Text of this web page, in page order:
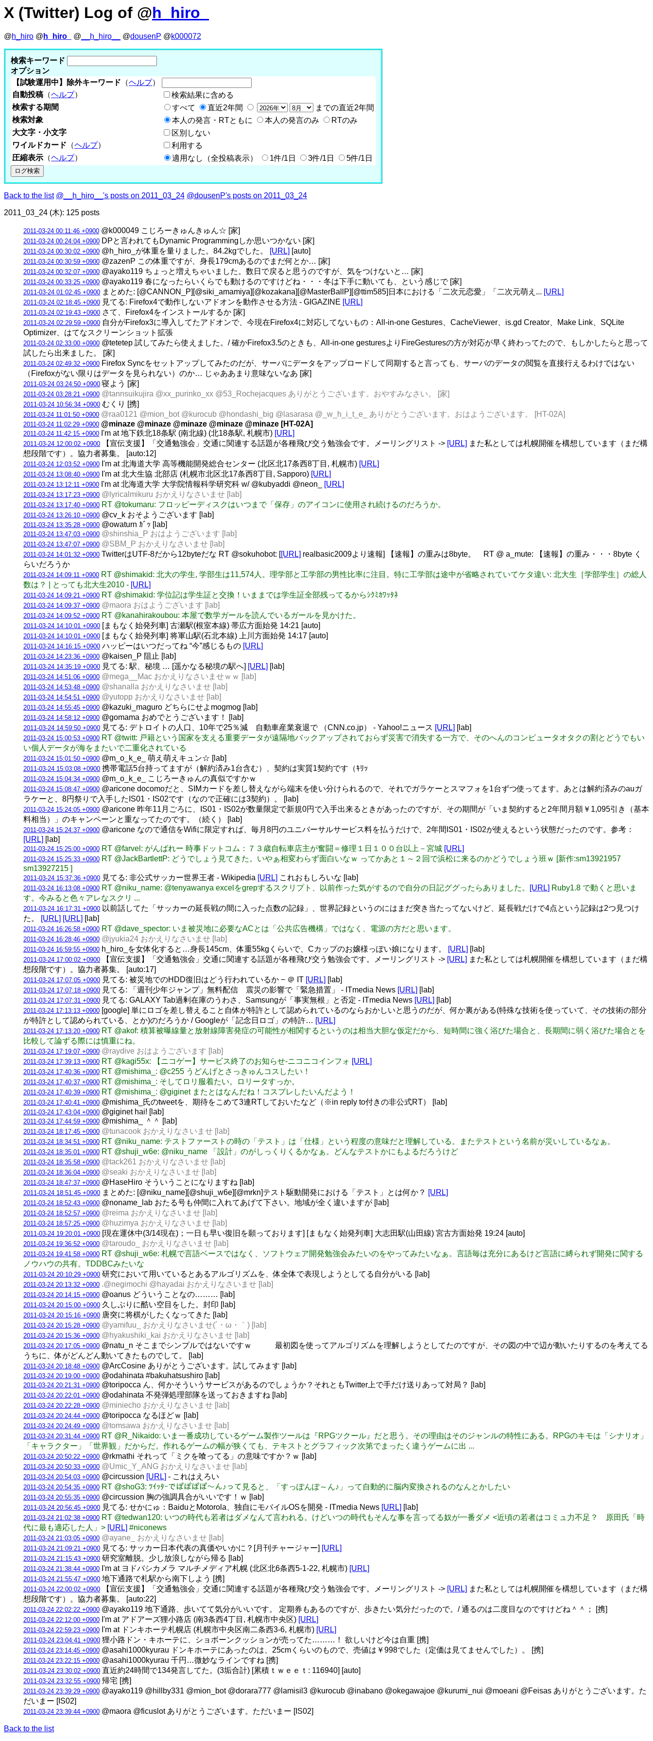
X (Twitter) Log of @h_hiro_
@h_hiro @ h_hiro_ @ __h_hiro__ @dousenP @k000072
検索キーワード
オプション
【試験運用中】除外キーワード （ヘルプ）
自動投稿 （ヘルプ）
検索結果に含める
検索する期間
すべて 直近2年間
までの直近2年間
検索対象
本人の発言・RTともに 本人の発言のみ
RTのみ
大文字・小文字
区別しない
ワイルドカード （ヘルプ）
利用する
圧縮表示 （ヘルプ） 適用なし（全投稿表示） 1件/1日 3件/1日 5件/1日
Back to the list @__h_hiro__'s posts on 2011_03_24 @dousenP's posts on 2011_03_24
2011_03_24 (木): 125 posts
2011-03-24 00:11:46 +0900 @k000049 こじろーきゅんきゅん☆ [家]
2011-03-24 00:24:04 +0900 DPと言われてもDynamic Programmingしか思いつかない [家]
2011-03-24 00:30:02 +0900 @h_hiro_が体重を量りました。84.2kgでした。 [URL] [auto]
2011-03-24 00:30:59 +0900 @zazenP この体重ですが、身長179cmあるのでまだ何とか… [家]
2011-03-24 00:32:07 +0900 @ayako119 ちょっと増えちゃいました。数日で戻ると思うのですが、気をつけないと… [家]
2011-03-24 00:33:25 +0900 @ayako119 春になったらいくらでも動けるのですけどね・・・冬は下手に動いても、という感じで [家]
2011-03-24 01:02:45 +0900 まとめた: [@CANNON_P][@siki_amamiya][@kozakana][@MasterBallP][@ttim585]日本における「二次元恋愛」「二次元萌え... [URL]
2011-03-24 02:18:45 +0900 見てる: Firefox4で動作しないアドオンを動作させる方法 - GIGAZINE [URL]
2011-03-24 02:19:43 +0900 さて、Firefox4をインストールするか [家]
2011-03-24 02:29:59 +0900 自分がFirefox3に導入してたアドオンで、今現在Firefox4に対応してないもの：All-in-one Gestures、CacheViewer、is.gd Creator、Make Link、SQLite
Optimizer、はてなスクリーンショット拡張
2011-03-24 02:33:00 +0900 @tetetep 試してみたら使えました。/ 確かFirefox3.5のときも、All-in-one gesturesよりFireGesturesの方が対応が早く終わってたので、もしかしたらと思って
試したら出来ました。 [家]
2011-03-24 02:49:32 +0900 Firefox Syncをセットアップしてみたのだが、サーバにデータをアップロードして同期すると言っても、サーバのデータの閲覧を直接行えるわけではない
（Firefoxがない限りはデータを見られない）のか… じゃああまり意味ないなあ [家]
2011-03-24 03:24:50 +0900 寝よう [家]
2011-03-24 03:28:21 +0900 @tannsuikujira @xx_purinko_xx @53_Rochejacques ありがとうございます。おやすみなさい。 [家]
2011-03-24 10:56:34 +0900 むくり [携]
2011-03-24 11:01:50 +0900 @raa0121 @mion_bot @kurocub @hondashi_big @lasarasa @_w_h_i_t_e_ ありがとうございます。おはようございます。 [HT-02A]
2011-03-24 11:02:29 +0900 @minaze @minaze @minaze @minaze @minaze [HT-02A]
2011-03-24 11:42:15 +0900 I'm at 地下鉄北18条駅 (南北線) (北18条駅, 札幌市) [URL]
2011-03-24 12:00:02 +0900 【宣伝支援】「交通勉強会」交通に関連する話題が各種飛び交う勉強会です。メーリングリスト -> [URL] また私としては札幌開催を構想しています（まだ構
想段階です）。協力者募集。 [auto:12]
2011-03-24 12:03:52 +0900 I'm at 北海道大学 高等機能開発総合センター (北区北17条西8丁目, 札幌市) [URL]
2011-03-24 13:08:40 +0900 I'm at 北大生協 北部店 (札幌市北区北17条西8丁目, Sapporo) [URL]
2011-03-24 13:12:11 +0900 I'm at 北海道大学 大学院情報科学研究科 w/ @kubyaddi @neon_ [URL]
2011-03-24 13:17:23 +0900 @lyricalmikuru おかえりなさいませ [lab]
2011-03-24 13:17:40 +0900 RT @tokumaru: フロッピーディスクはいつまで「保存」のアイコンに使用され続けるのだろうか。
2011-03-24 13:26:10 +0900 @cv_k おそようございます [lab]
2011-03-24 13:35:28 +0900 @owaturn ｶﾞｯ [lab]
2011-03-24 13:47:03 +0900 @shinshia_P おはようございます [lab]
2011-03-24 13:47:07 +0900 @SBM_P おかえりなさいませ [lab]
2011-03-24 14:01:32 +0900 TwitterはUTF-8だから12byteだな RT @sokuhobot: [[URL] realbasic2009より速報] 【速報】の重みは8byte。 RT @ a_mute: 【速報】の重み・・・8byte く
らいだろうか
2011-03-24 14:09:11 +0900 RT @shimakid: 北大の学生, 学部生は11,574人。理学部と工学部の男性比率に注目。特に工学部は途中が省略されていてケタ違い: 北大生［学部学生］の総人
数は？ | とっても北大生2010 - [URL]
2011-03-24 14:09:21 +0900 RT @shimakid: 学位記は学生証と交換！いままでは学生証全部残ってるからｼｸﾐｶﾜｯﾀﾈ
2011-03-24 14:09:37 +0900 @maora おはようございます [lab]
2011-03-24 14:09:52 +0900 RT @kanahirakoubou: 本屋で数学ガールを読んでいるガールを見かけた。
2011-03-24 14:10:01 +0900 [まもなく始発列車] 古瀬駅(根室本線) 帯広方面始発 14:21 [auto]
2011-03-24 14:10:01 +0900 [まもなく始発列車] 将軍山駅(石北本線) 上川方面始発 14:17 [auto]
2011-03-24 14:16:15 +0900 ハッピーはいつだってね “今”感じるもの [URL]
2011-03-24 14:23:36 +0900 @kaisen_P 阻止 [lab]
2011-03-24 14:35:19 +0900 見てる: 駅、秘境 … [遥かなる秘境の駅へ] [URL] [lab]
2011-03-24 14:51:06 +0900 @mega__Mac おかえりなさいませｗｗ [lab]
2011-03-24 14:53:48 +0900 @shanalla おかえりなさいませ [lab]
2011-03-24 14:54:51 +0900 @yutopp おかえりなさいませ [lab]
2011-03-24 14:55:45 +0900 @kazuki_maguro どちらにせよmogmog [lab]
2011-03-24 14:58:12 +0900 @gomama おめでとうございます！ [lab]
2011-03-24 14:59:50 +0900 見てる: デトロイトの人口、10年で25％減 自動車産業衰退で （CNN.co.jp） - Yahoo!ニュース [URL] [lab]
2011-03-24 15:00:53 +0900 RT @twitt: 戸籍という国家を支える重要データが遠隔地バックアップされておらず災害で消失する一方で、そのへんのコンピュータオタクの割とどうでもい
い個人データが海をまたいで二重化されている
2011-03-24 15:01:50 +0900 @m_o_k_e_ 萌え萌えキュン☆ [lab]
2011-03-24 15:03:08 +0900 携帯電話5台持ってますが（解約済み1台含む）、契約は実質1契約です（ｷﾘｯ
2011-03-24 15:04:34 +0900 @m_o_k_e_ こじろーきゅんの真似ですかｗ
2011-03-24 15:08:47 +0900 @aricone docomoだと、SIMカードを差し替えながら端末を使い分けられるので、それでガラケーとスマフォを1台ずつ使ってます。あとは解約済みのauガ
ラケーと、8円祭りで入手したIS01・IS02です（なので正確には3契約）。 [lab]
2011-03-24 15:24:05 +0900 @aricone 昨年11月ごろに、IS01・IS02が数量限定で新規0円で入手出来るときがあったのですが、その期間が「いま契約すると2年間月額￥1,095引き（基本
料相当）」のキャンペーンと重なってたのです。（続く） [lab]
2011-03-24 15:24:37 +0900 @aricone なので通信をWifiに限定すれば、毎月8円のユニバーサルサービス料を払うだけで、2年間IS01・IS02が使えるという状態だったのです。参考：
[URL] [lab]
2011-03-24 15:25:00 +0900 RT @farvel: がんばれー 時事ドットコム：７３歳自転車店主が奮闘＝修理１日１００台以上－宮城 [URL]
2011-03-24 15:25:33 +0900 RT @JackBartlettP: どうでしょう見てきた。いやぁ相変わらず面白いなｗ ってかあと１～２回で浜松に来るのかどうでしょう班ｗ [新作:sm13921957
sm13927215 ]
2011-03-24 15:37:36 +0900 見てる: 非公式サッカー世界王者 - Wikipedia [URL] これおもしろいな [lab]
2011-03-24 16:13:08 +0900 RT @niku_name: @tenyawanya excelをgrepするスクリプト、以前作った気がするので自分の日記ググったらありました。 [URL] Ruby1.8 で動くと思いま
す。今みると色々アレなスクリ ...
2011-03-24 16:17:31 +0900 以前話してた「サッカーの延長戦の間に入った点数の記録」、世界記録というのにはまだ突き当たってないけど、延長戦だけで4点という記録は2つ見つけ
た。
[URL] [URL] [lab]
2011-03-24 16:26:58 +0900 RT @dave_spector: いま被災地に必要なACとは「公共広告機構」ではなく、電源の方だと思います。
2011-03-24 16:28:46 +0900 @jyukia24 おかえりなさいませ [lab]
2011-03-24 16:59:55 +0900 h_hiro_を女体化すると…身長145cm、体重55kgくらいで、Cカップのお嬢様っぽい娘になります。 [URL] [lab]
2011-03-24 17:00:02 +0900 【宣伝支援】「交通勉強会」交通に関連する話題が各種飛び交う勉強会です。メーリングリスト -> [URL] また私としては札幌開催を構想しています（まだ構
想段階です）。協力者募集。 [auto:17]
2011-03-24 17:07:05 +0900 見てる: 被災地でのHDD復旧はどう行われているか − ＠ IT [URL] [lab]
2011-03-24 17:07:18 +0900 見てる: 「週刊少年ジャンプ」無料配信 震災の影響で「緊急措置」 - ITmedia News [URL] [lab]
2011-03-24 17:07:31 +0900 見てる: GALAXY Tab過剰在庫のうわさ、Samsungが「事実無根」と否定 - ITmedia News [URL] [lab]
2011-03-24 17:13:13 +0900 [google] 単にロゴを差し替えること自体が特許として認められているのならおかしいと思うのだが、何か裏がある(特殊な技術を使っていて、その技術の部分
が特許として認められている、とか)のだろうか / Googleが「記念日ロゴ」の特許… [URL]
2011-03-24 17:13:20 +0900 RT @akof: 積算被曝線量と放射線障害発症の可能性が相関するというのは相当大胆な仮定だから、短時間に強く浴びた場合と、長期間に弱く浴びた場合とを
比較して論ずる際には慎重にね。
2011-03-24 17:19:07 +0900 @raydive おはようございます [lab]
2011-03-24 17:39:13 +0900 RT @kagi55x: 【ニコゲー】サービス終了のお知らせ‐ニコニコインフォ [URL]
2011-03-24 17:40:36 +0900 RT @mishima_: @c255 うどんげとさっきゅんコスしたい！
2011-03-24 17:40:37 +0900 RT @mishima_: そしてロリ服着たい。ロリータすっか。
2011-03-24 17:40:39 +0900 RT @mishima_: @giginet またとはなんだね！コスプレしたいんだよう！
2011-03-24 17:40:41 +0900 @mishima_氏のtweetを、期待をこめて3連RTしておいたなど（※in reply to付きの非公式RT） [lab]
2011-03-24 17:43:04 +0900 @giginet hai! [lab]
2011-03-24 17:44:59 +0900 @mishima_ ＾＾ [lab]
2011-03-24 18:17:45 +0900 @tunacook おかえりなさいませ [lab]
2011-03-24 18:34:51 +0900 RT @niku_name: テストファーストの時の「テスト」は「仕様」という程度の意味だと理解している。またテストという名前が災いしているなぁ。
2011-03-24 18:35:01 +0900 RT @shuji_w6e: @niku_name 「設計」のがしっくりくるかなぁ。どんなテストかにもよるだろうけど
2011-03-24 18:35:58 +0900 @tack261 おかえりなさいませ [lab]
2011-03-24 18:36:04 +0900 @seaki おかえりなさいませ [lab]
2011-03-24 18:47:37 +0900 @HaseHiro そういうことになりますね [lab]
2011-03-24 18:51:45 +0900 まとめた: [@niku_name][@shuji_w6e][@mrkn]テスト駆動開発における「テスト」とは何か？ [URL]
2011-03-24 18:52:43 +0900 @noname_lab おたる号も仲間に入れてあげて下さい。地域が全く違いますが [lab]
2011-03-24 18:52:57 +0900 @reima おかえりなさいませ [lab]
2011-03-24 18:57:25 +0900 @huzimya おかえりなさいませ [lab]
2011-03-24 19:20:01 +0900 [現在運休中(3/14現在)；一日も早い復旧を願っております] [まもなく始発列車] 大志田駅(山田線) 宮古方面始発 19:24 [auto]
2011-03-24 19:36:52 +0900 @taroudo_ おかえりなさいませ [lab]
2011-03-24 19:41:58 +0900 RT @shuji_w6e: 札幌で言語ベースではなく、ソフトウェア開発勉強会みたいのをやってみたいなぁ。言語毎は充分にあるけど言語に縛られず開発に関する
ノウハウの共有。TDDBCみたいな
2011-03-24 20:10:29 +0900 研究において用いているとあるアルゴリズムを、体全体で表現しようとしてる自分がいる [lab]
2011-03-24 20:13:32 +0900 .@negimochi @hayadai おかえりなさいませ [lab]
2011-03-24 20:14:15 +0900 @oanus どういうことなの……… [lab]
2011-03-24 20:15:00 +0900 久しぶりに酷い空目をした。封印 [lab]
2011-03-24 20:15:16 +0900 唐突に将棋がしたくなってきた [lab]
2011-03-24 20:15:28 +0900 @yamifuu_ おかえりなさいませ(´・ω・｀) [lab]
2011-03-24 20:15:36 +0900 @hyakushiki_kai おかえりなさいませ [lab]
2011-03-24 20:17:05 +0900 @natu_n そこまでシンプルではないですｗ 最初図を使ってアルゴリズムを理解しようとしてたのですが、その図の中で辺が動いたりするのを考えてる
うちに、体がどんどん動いてきたものでして。 [lab]
2011-03-24 20:18:48 +0900 @ArcCosine ありがとうございます。試してみます [lab]
2011-03-24 20:19:00 +0900 @odahinata #bakuhatsushiro [lab]
2011-03-24 20:21:31 +0900 @toripocca ん、何かそういうサービスがあるのでしょうか？それともTwitter上で手だけ送りあって対局？ [lab]
2011-03-24 20:22:01 +0900 @odahinata 不発弾処理部隊を送っておきますね [lab]
2011-03-24 20:22:28 +0900 @miniecho おかえりなさいませ [lab]
2011-03-24 20:24:44 +0900 @toripocca なるほどｗ [lab]
2011-03-24 20:24:49 +0900 @tomsawa おかえりなさいませ [lab]
2011-03-24 20:31:44 +0900 RT @R_Nikaido: いま一番成功しているゲーム製作ツールは『RPGツクール』だと思う。その理由はそのジャンルの特性にある。RPGのキモは「シナリオ」
「キャラクター」「世界観」だからだ。作れるゲームの幅が狭くても、テキストとグラフィック次第でまったく違うゲームに出 ...
2011-03-24 20:50:22 +0900 @rkmathi それって「ミクを喰ってる」の意味ですか？ｗ [lab]
2011-03-24 20:50:33 +0900 @Umic_Y_ANG おかえりなさいませ [lab]
2011-03-24 20:54:03 +0900 @circussion [URL] - これはえろい
2011-03-24 20:54:35 +0900 RT @shoG3: ﾂｲｯﾀｰでぽぽぽぽ～ん♪って見ると、「すっぽんぽ～ん♪」って自動的に脳内変換されるのなんとかしたい
2011-03-24 20:55:35 +0900 @circussion 胸の強調具合がいいです！ｗ [lab]
2011-03-24 20:56:45 +0900 見てる: せかにゅ：BaiduとMotorola、独自にモバイルOSを開発 - ITmedia News [URL] [lab]
2011-03-24 21:02:38 +0900 RT @tedwan120: いつの時代も若者はダメなんて言われる。けどいつの時代もそんな事を言ってる奴が一番ダメ <近頃の若者はコミュ力不足？ 原田氏「時
代に最も適応した人」> [URL] #niconews
2011-03-24 21:03:05 +0900 @ayane_ おかえりなさいませ [lab]
2011-03-24 21:09:21 +0900 見てる: サッカー日本代表の真価やいかに？[月刊チャージャー] [URL]
2011-03-24 21:15:43 +0900 研究室離脱。少し放浪しながら帰る [lab]
2011-03-24 21:38:44 +0900 I'm at ヨドバシカメラ マルチメディア札幌 (北区北6条西5-1-22, 札幌市) [URL]
2011-03-24 21:55:47 +0900 地下通路で札駅から南下しよう [携]
2011-03-24 22:00:02 +0900 【宣伝支援】「交通勉強会」交通に関連する話題が各種飛び交う勉強会です。メーリングリスト -> [URL] また私としては札幌開催を構想しています（まだ構
想段階です）。協力者募集。 [auto:22]
2011-03-24 22:02:22 +0900 @ayako119 地下通路、歩いてて気分がいいです。 定期券もあるのですが、歩きたい気分だったので。/ 通るのは二度目なのですけどね＾＾； [携]
2011-03-24 22:12:00 +0900 I'm at アドアーズ狸小路店 (南3条西4丁目, 札幌市中央区) [URL]
2011-03-24 22:59:23 +0900 I'm at ドンキホーテ札幌店 (札幌市中央区南二条西3-6, 札幌市) [URL]
2011-03-24 23:04:41 +0900 狸小路ドン・キホーテに、ショボーンクッションが売ってた………！ 欲しいけど今は自重 [携]
2011-03-24 23:14:45 +0900 @asahi1000kyurau ドンキホーテにあったのは、25cmくらいのもので、売値は￥998でした（定価は見てませんでした）。 [携]
2011-03-24 23:22:15 +0900 @asahi1000kyurau 千円…微妙なラインですね [携]
2011-03-24 23:30:02 +0900 直近約24時間で134発言してた。(3垢合計) [累積ｔｗｅｅｔ: 116940] [auto]
2011-03-24 23:32:55 +0900 帰宅 [携]
2011-03-24 23:39:29 +0900 @ayako119 @hillby331 @mion_bot @dorara777 @lamisil3 @kurocub @inabano @okegawajoe @kurumi_nui @moeani @Feisas ありがとうございます。た
だいまー [IS02]
2011-03-24 23:39:44 +0900 @maora @ficuslot ありがとうございます。ただいまー [IS02]
Back to the list